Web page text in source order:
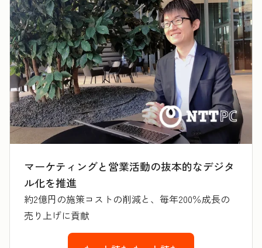
マーケティングと営業活動の抜本的なデジタ
ル化を推進
約2億円の施策コストの削減と、毎年200％成長の
売り上げに貢献